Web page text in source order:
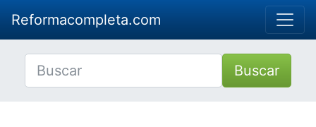
Reformacompleta.com
Buscar